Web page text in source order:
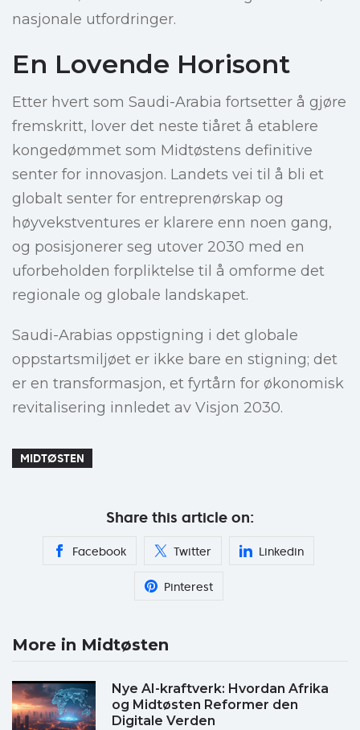
nasjonale utfordringer.
En Lovende Horisont
Etter hvert som Saudi-Arabia fortsetter å gjøre
fremskritt, lover det neste tiåret å etablere
kongedømmet som Midtøstens definitive
senter for innovasjon. Landets vei til å bli et
globalt senter for entreprenørskap og
høyvekstventures er klarere enn noen gang,
og posisjonerer seg utover 2030 med en
uforbeholden forpliktelse til å omforme det
regionale og globale landskapet.
Saudi-Arabias oppstigning i det globale
oppstartsmiljøet er ikke bare en stigning; det
er en transformasjon, et fyrtårn for økonomisk
revitalisering innledet av Visjon 2030.
MIDTØSTEN
Share this article on:
Facebook Twitter Linkedin
Pinterest
More in Midtøsten
Nye AI-kraftverk: Hvordan Afrika
og Midtøsten Reformer den
Digitale Verden